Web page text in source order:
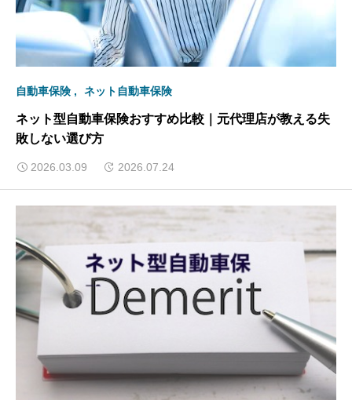
自動車保険 ネット自動車保険
ネット型自動車保険おすすめ比較｜元代理店が教える失
敗しない選び方
2026.03.09 2026.07.24